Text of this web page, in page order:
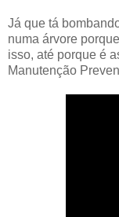
Já que tá
numa árvore
isso, até porque é
Manutenção